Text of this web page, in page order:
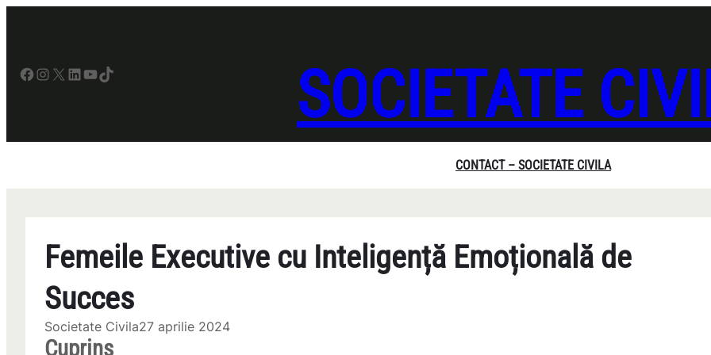
Facebook InstagramX LinkedIn YouTube TikTok SOCIETATE
CONTACT – SOCIETATE CIVILA
Femeile Executive cu Inteligență Emoțională de
Succes
Societate Civila27 aprilie 2024
Cuprins